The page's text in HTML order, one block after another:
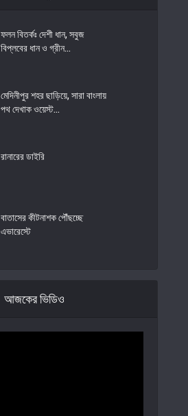
ফলন বিতর্কঃ দেশী ধান, সবুজ
বিপ্লবের ধান ও গ্রীন...
মেদিনীপুর শহর ছাড়িয়ে, সারা বাংলায়
পথ দেখাক ওয়েস্ট...
রানারের ডাইরি
বাতাসের কীটনাশক পৌঁছচ্ছে
এভারেস্টে
আজকের ভিডিও